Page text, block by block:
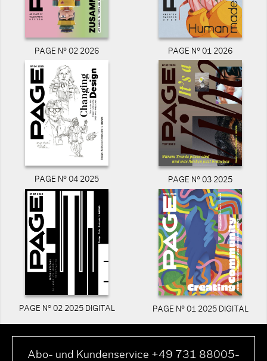
PAGE N° 02 2026 PAGE N° 01 2026
PAGE N° 04 2025 PAGE N° 03 2025
PAGE N° 02 2025 DIGITAL PAGE N° 01 2025 DIGITAL
Abo- und Kundenservice +49 731 88005-